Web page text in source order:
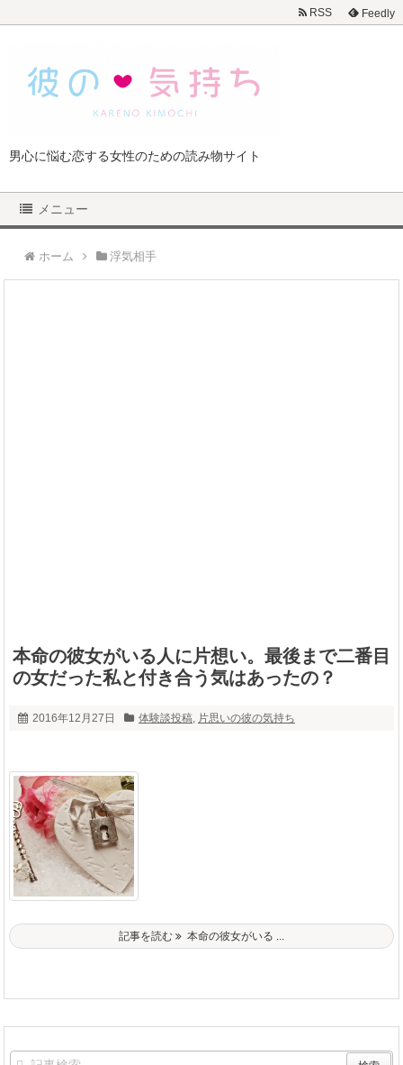
男心に悩む恋する女性のための読み物サイト
メニュー
RSS Feedly
ホーム 浮気相手
本命の彼女がいる人に片想い。最後まで二番目
の女だった私と付き合う気はあったの？
2016年12月27日 体験談投稿, 片思いの彼の気持ち
記事を読む 本命の彼女がいる ...